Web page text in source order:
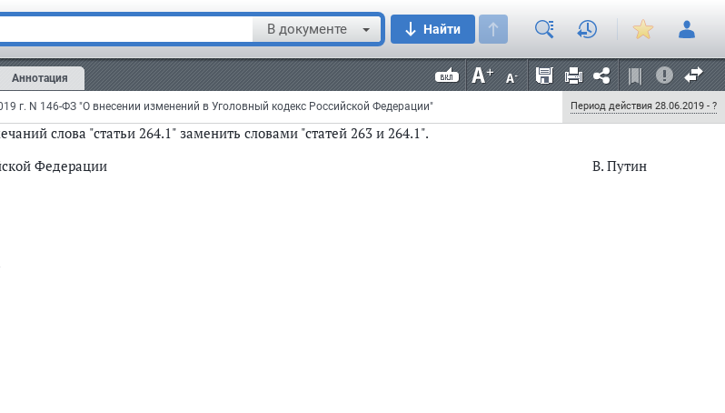
В документе Найти
Аннотация
г. N 146-ФЗ "О внесении изменений в Уголовный кодекс Российской Федерации" Период действия 28.06.2019 - ?
части второйслова "принудительными работами на срок до трех лет" заменить словами
на срок до пяти лет", слова "до четырех лет" заменить словами "от трех до семи лет";
части четвертойслова "от двух до семи" заменить словами "от пяти до двенадцати";
части шестойслова "от четырех до девяти" заменить словами "от восьми до пятнадцати";
слова "статьи 264.1" заменить словами "статей 263 и 264.1".
Федерации
В. Путин